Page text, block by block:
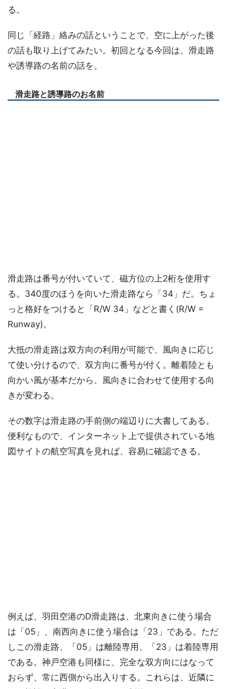
る。
同じ「経路」絡みの話ということで、空に上がった後
の話も取り上げてみたい。初回となる今回は、滑走路
や誘導路の名前の話を。
滑走路と誘導路のお名前
滑走路は番号が付いていて、磁方位の上2桁を使用す
る。340度のほうを向いた滑走路なら「34」だ。ちょ
っと格好をつけると「R/W 34」などと書く(R/W =
Runway)。
大抵の滑走路は双方向の利用が可能で、風向きに応じ
て使い分けるので、双方向に番号が付く。離着陸とも
向かい風が基本だから、風向きに合わせて使用する向
きが変わる。
その数字は滑走路の手前側の端辺りに大書してある。
便利なもので、インターネット上で提供されている地
図サイトの航空写真を見れば、容易に確認できる。
例えば、羽田空港のD滑走路は、北東向きに使う場合
は「05」、南西向きに使う場合は「23」である。ただ
しこの滑走路、「05」は離陸専用、「23」は着陸専用
である。神戸空港も同様に、完全な双方向にはなって
おらず、常に西側から出入りする。これらは、近隣に